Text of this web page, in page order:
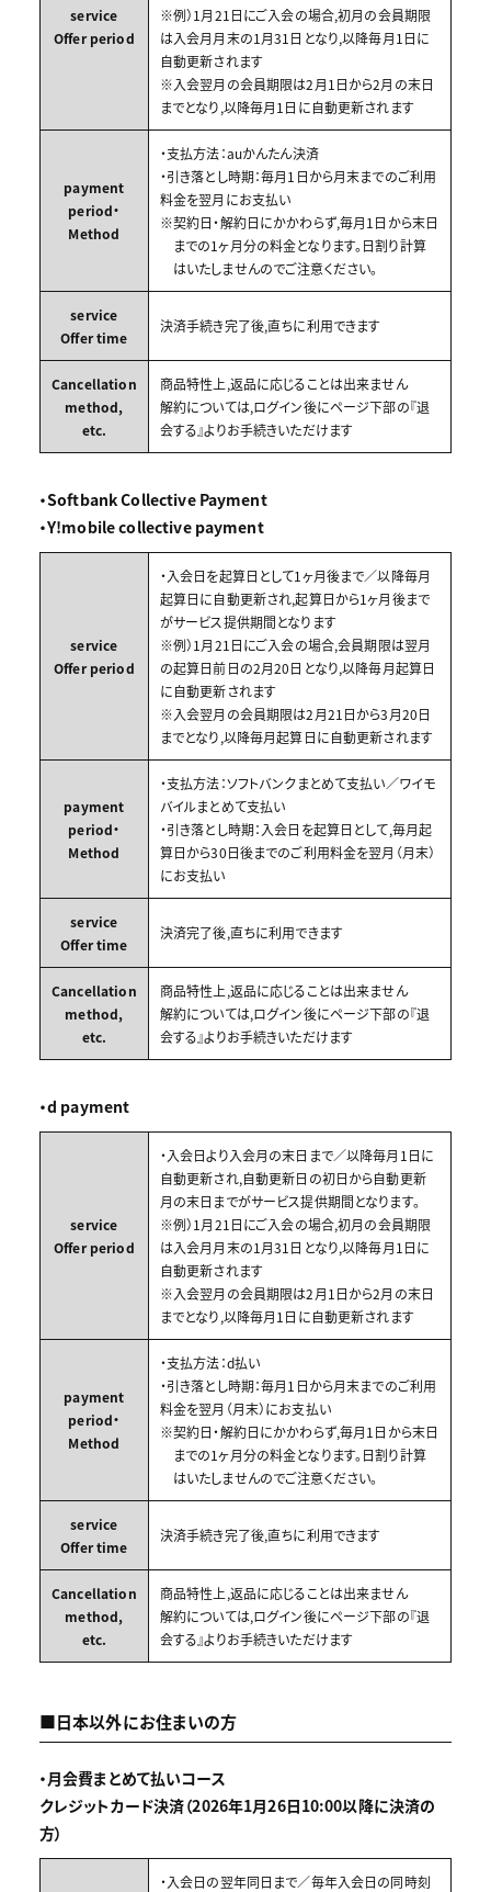
service
Offer period
※例）1月21日にご入会の場合,初月の会員期限
は入会月月末の1月31日となり,以降毎月1日に
自動更新されます
※入会翌月の会員期限は2月1日から2月の末日
までとなり,以降毎月1日に自動更新されます
payment
period・
Method
・支払方法：auかんたん決済
・引き落とし時期：毎月1日から月末までのご利用
料金を翌月にお支払い
※契約日・解約日にかかわらず,毎月1日から末日
までの1ヶ月分の料金となります。日割り計算
はいたしませんのでご注意ください。
service
Offer time
決済手続き完了後,直ちに利用できます
Cancellation
method,
etc.
商品特性上,返品に応じることは出来ません
解約については,ログイン後にページ下部の『退
会する』よりお手続きいただけます
・Softbank Collective Payment
・Y!mobile collective payment
service
Offer period
・入会日を起算日として1ヶ月後まで／以降毎月
起算日に自動更新され,起算日から1ヶ月後まで
がサービス提供期間となります
※例）1月21日にご入会の場合,会員期限は翌月
の起算日前日の2月20日となり,以降毎月起算日
に自動更新されます
※入会翌月の会員期限は2月21日から3月20日
までとなり,以降毎月起算日に自動更新されます
payment
period・
Method
・支払方法：ソフトバンクまとめて支払い／ワイモ
バイルまとめて支払い
・引き落とし時期：入会日を起算日として,毎月起
算日から30日後までのご利用料金を翌月（月末）
にお支払い
service
Offer time
決済完了後,直ちに利用できます
Cancellation
method,
etc.
商品特性上,返品に応じることは出来ません
解約については,ログイン後にページ下部の『退
会する』よりお手続きいただけます
・d payment
service
Offer period
・入会日より入会月の末日まで／以降毎月1日に
自動更新され,自動更新日の初日から自動更新
月の末日までがサービス提供期間となります。
※例）1月21日にご入会の場合,初月の会員期限
は入会月月末の1月31日となり,以降毎月1日に
自動更新されます
※入会翌月の会員期限は2月1日から2月の末日
までとなり,以降毎月1日に自動更新されます
payment
period・
Method
・支払方法：d払い
・引き落とし時期：毎月1日から月末までのご利用
料金を翌月（月末）にお支払い
※契約日・解約日にかかわらず,毎月1日から末日
までの1ヶ月分の料金となります。日割り計算
はいたしませんのでご注意ください。
service
Offer time
決済手続き完了後,直ちに利用できます
Cancellation
method,
etc.
商品特性上,返品に応じることは出来ません
解約については,ログイン後にページ下部の『退
会する』よりお手続きいただけます
■日本以外にお住まいの方
・月会費まとめて払いコース
クレジットカード決済（2026年1月26日10:00以降に決済の
方）
・入会日の翌年同日まで／毎年入会日の同時刻